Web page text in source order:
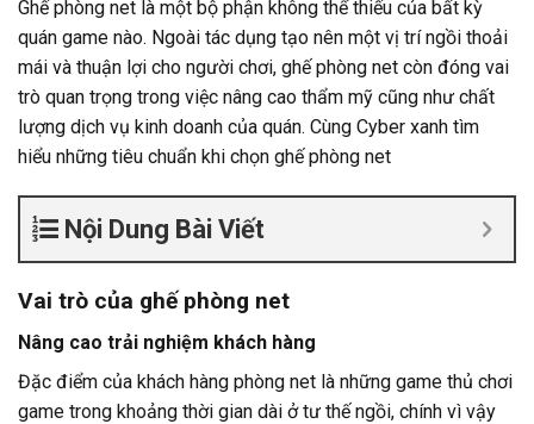
Ghế phòng net là một bộ phận không thể thiếu của bất kỳ
quán game nào. Ngoài tác dụng tạo nên một vị trí ngồi thoải
mái và thuận lợi cho người chơi, ghế phòng net còn đóng vai
trò quan trọng trong việc nâng cao thẩm mỹ cũng như chất
lượng dịch vụ kinh doanh của quán. Cùng Cyber xanh tìm
hiểu những tiêu chuẩn khi chọn ghế phòng net
Nội Dung Bài Viết
Vai trò của ghế phòng net
Nâng cao trải nghiệm khách hàng
Đặc điểm của khách hàng phòng net là những game thủ chơi
game trong khoảng thời gian dài ở tư thế ngồi, chính vì vậy